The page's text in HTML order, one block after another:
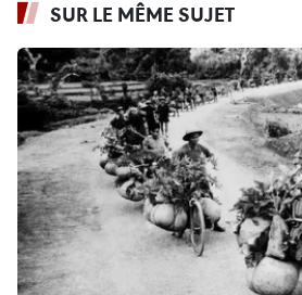
SUR LE MÊME SUJET